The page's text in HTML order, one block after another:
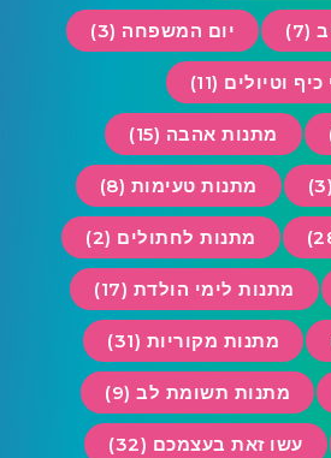
יום המשפחה (3)
כיף וטיולים (11)
מתנות אהבה (15)
מתנות טעימות (8)
מתנות לחתולים (2)
מתנות לימי הולדת (17)
מתנות מקוריות (31)
מתנות תשומת לב (9)
עשו זאת בעצמכם (32)